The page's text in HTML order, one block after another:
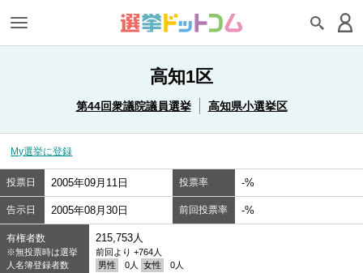
高知1区
第44回衆議院議員選挙 高知県小選挙区
My選挙に登録
投票日 2005年09月11日 投票率 -%
告示日 2005年08月30日 前回投票率 -%
有権者数
※無投票時は選挙
人名簿登録者数
215,753人
前回より +764人
男性
0人 女性 0人